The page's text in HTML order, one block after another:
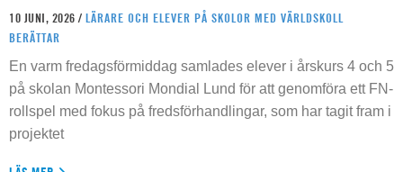
10 JUNI, 2026 / LÄRARE OCH ELEVER PÅ SKOLOR MED VÄRLDSKOLL
BERÄTTAR
En varm fredagsförmiddag samlades elever i årskurs 4 och 5
på skolan Montessori Mondial Lund för att genomföra ett FN-
rollspel med fokus på fredsförhandlingar, som har tagit fram i
projektet